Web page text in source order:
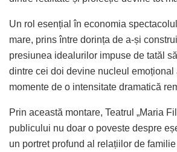
Un rol esențial în economia
mare, prins între dorința de a-și
presiunea idealurilor impuse de tatăl
dintre cei doi devine nucleul emoțional
momente de o intensitate dramatică
Prin această montare, Teatrul „Maria
publicului nu doar o poveste despre
un portret profund al relațiilor de